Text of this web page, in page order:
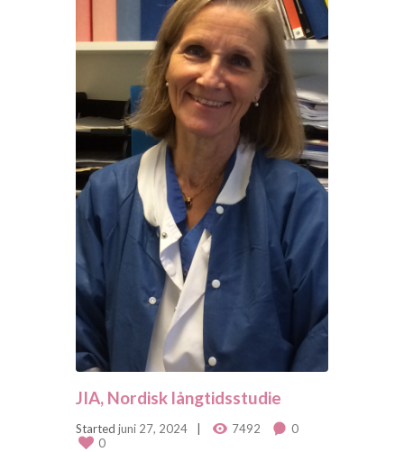
JIA, Nordisk långtidsstudie
Started juni 27, 2024 7492
0
0